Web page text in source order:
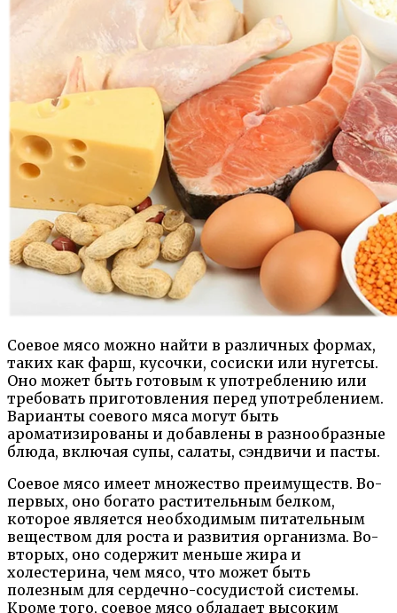
Соевое мясо можно найти в различных формах,
таких как фарш, кусочки, сосиски или нугетсы.
Оно может быть готовым к употреблению или
требовать приготовления перед употреблением.
Варианты соевого мяса могут быть
ароматизированы и добавлены в разнообразные
блюда, включая супы, салаты, сэндвичи и пасты.
Соевое мясо имеет множество преимуществ. Во-
первых, оно богато растительным белком,
которое является необходимым питательным
веществом для роста и развития организма. Во-
вторых, оно содержит меньше жира и
холестерина, чем мясо, что может быть
полезным для сердечно-сосудистой системы.
Кроме того, соевое мясо обладает высоким